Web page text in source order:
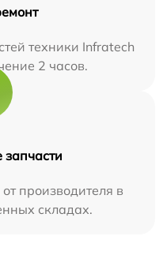
техники Infratech
2 часов.
производителя в
складах.